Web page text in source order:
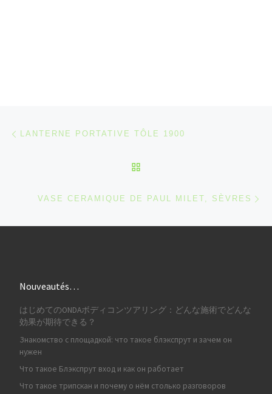
Parcourir les articles
LANTERNE PORTATIVE TÔLE 1900
VASE CERAMIQUE DE PAUL MILET, SÈVRES
Nouveautés…
はじめてのONDAボディコンツアリング：どんな施術でどんな
効果が期待できる？
Знакомство с площадкой: что такое блэкспрут и зачем он
нужен
Что такое Блэкспрут вход и как он работает
Что такое трипскан и почему о нём столько разговоров